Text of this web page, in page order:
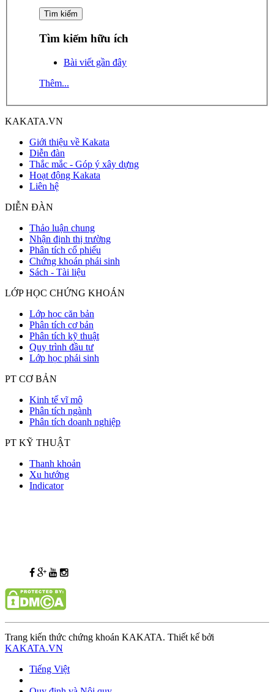
Tìm kiếm hữu ích
Bài viết gần đây
Thêm...
KAKATA.VN
Giới thiệu về Kakata
Diễn đàn
Thắc mắc - Góp ý xây dựng
Hoạt động Kakata
Liên hệ
DIỄN ĐÀN
Thảo luận chung
Nhận định thị trường
Phân tích cổ phiếu
Chứng khoán phái sinh
Sách - Tài liệu
LỚP HỌC CHỨNG KHOÁN
Lớp học căn bản
Phân tích cơ bản
Phân tích kỹ thuật
Quy trình đầu tư
Lớp học phái sinh
PT CƠ BẢN
Kinh tế vĩ mô
Phân tích ngành
Phân tích doanh nghiệp
PT KỸ THUẬT
Thanh khoản
Xu hướng
Indicator
Trang kiến thức chứng khoán KAKATA. Thiết kế bởi
KAKATA.VN
Tiếng Việt